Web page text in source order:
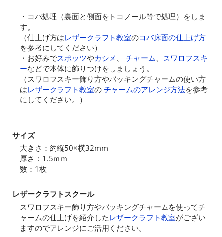
・コバ処理（裏面と側面をトコノール等で処理）をしま
す。
（仕上げ方はレザークラフト教室のコバ床面の仕上げ方
を参考にしてください）
・お好みでスポッツやカシメ 、 チャーム、 スワロフスキ
ーなどで本体に飾りつけをしましょう。
（スワロフスキー飾り方やバッキングチャームの使い方
はレザークラフト教室の チャームのアレンジ方法を参考
にしてください。）
サイズ
大きさ：約縦50×横32mm
厚さ：1.5ｍｍ
数：1枚
レザークラフトスクール
スワロフスキー飾り方やバッキングチャームを使ってチ
ャームの仕上げを紹介した レザークラフト教室がござい
ますのでアレンジにご活用ください。